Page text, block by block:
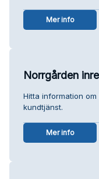
Mer info
Norrgården
Hitta information
kundtjänst.
Mer info